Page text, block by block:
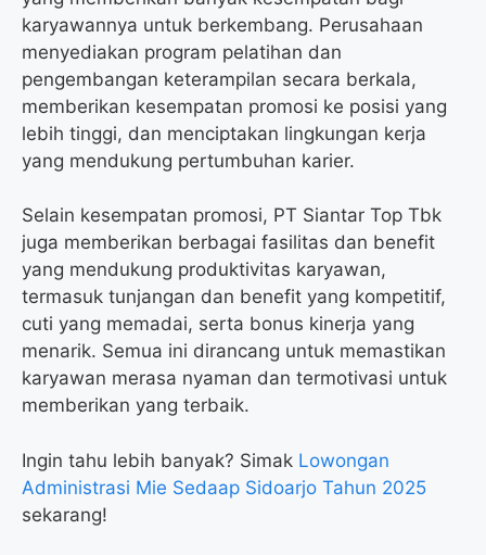
karyawannya untuk berkembang. Perusahaan
menyediakan program pelatihan dan
pengembangan keterampilan secara berkala,
memberikan kesempatan promosi ke posisi yang
lebih tinggi, dan menciptakan lingkungan kerja
yang mendukung pertumbuhan karier.
Selain kesempatan promosi, PT Siantar Top Tbk
juga memberikan berbagai fasilitas dan benefit
yang mendukung produktivitas karyawan,
termasuk tunjangan dan benefit yang kompetitif,
cuti yang memadai, serta bonus kinerja yang
menarik. Semua ini dirancang untuk memastikan
karyawan merasa nyaman dan termotivasi untuk
memberikan yang terbaik.
Ingin tahu lebih banyak? Simak Lowongan
Administrasi Mie Sedaap Sidoarjo Tahun 2025
sekarang!